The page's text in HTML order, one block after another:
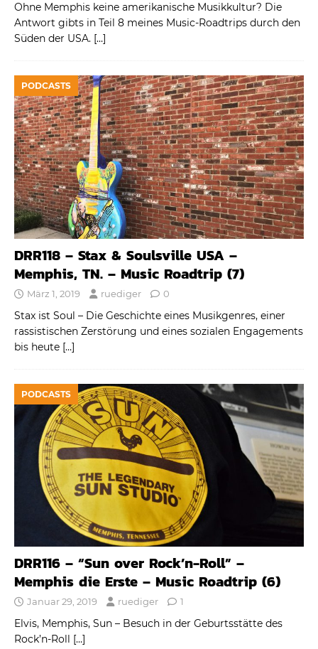
Ohne Memphis keine amerikanische Musikkultur? Die
Antwort gibts in Teil 8 meines Music-Roadtrips durch den
Süden der USA. […]
PODCASTS
DRR118 – Stax & Soulsville USA –
Memphis, TN. – Music Roadtrip (7)
März 1, 2019 ruediger 0
Stax ist Soul – Die Geschichte eines Musikgenres, einer
rassistischen Zerstörung und eines sozialen Engagements
bis heute […]
PODCASTS
DRR116 – “Sun over Rock’n-Roll” –
Memphis die Erste – Music Roadtrip (6)
Januar 29, 2019 ruediger 1
Elvis, Memphis, Sun – Besuch in der Geburtsstätte des
Rock’n-Roll […]